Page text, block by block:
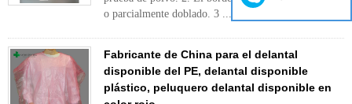
o parcialmente doblado. 3 ....
Fabricante de China para el delantal
disponible del PE, delantal disponible
plástico, peluquero delantal disponible en